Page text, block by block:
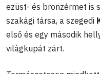
ezüst- és bronzérmet is
szakági társa, a szegedi
első és egy második
világkupát zárt.